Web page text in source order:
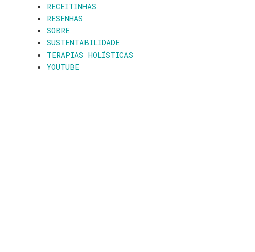
RECEITINHAS
RESENHAS
SOBRE
SUSTENTABILIDADE
TERAPIAS HOLÍSTICAS
YOUTUBE